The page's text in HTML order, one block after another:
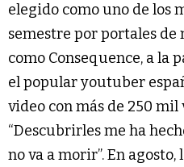
elegido como uno de los
semestre por portales
como Consequence, a la
el popular youtuber
video con más de 250
“Descubrirles me ha
no va a morir”. En